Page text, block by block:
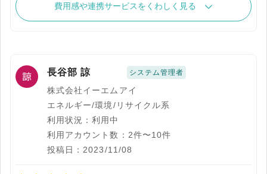
費用感や連携サービスをくわしく見る
長谷部 諒 システム管理者
株式会社イーエムアイ
エネルギー/環境/リサイクル系
利用状況：利用中
利用アカウント数：2件〜10件
投稿日：2023/11/08